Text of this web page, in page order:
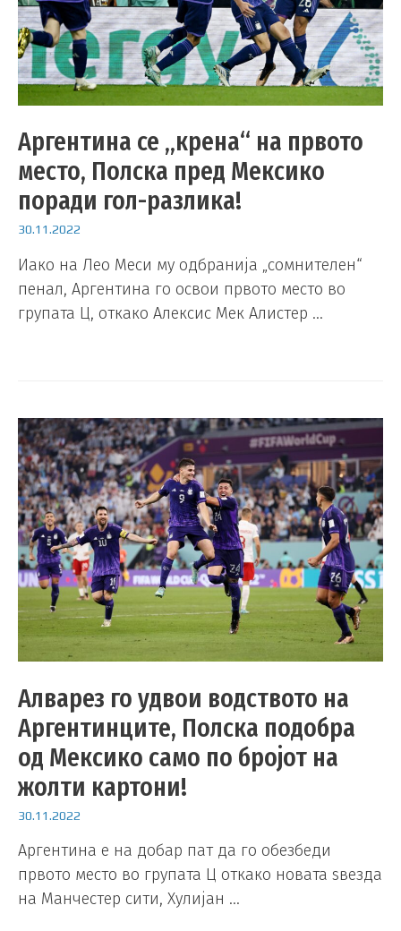
Аргентина се „крена“ на првото
место, Полска пред Мексико
поради гол-разлика!
30.11.2022
Иако на Лео Меси му одбранија „сомнителен“
пенал, Аргентина го освои првото место во
групата Ц, откако Алексис Мек Алистер …
Алварез го удвои водството на
Аргентинците, Полска подобра
од Мексико само по бројот на
жолти картони!
30.11.2022
Аргентина е на добар пат да го обезбеди
првото место во групата Ц откако новата ѕвезда
на Манчестер сити, Хулијан …